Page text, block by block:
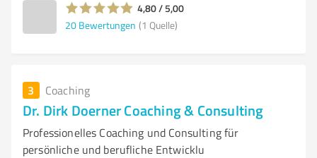
4,80 / 5,00
20 Bewertungen (1 Quelle)
3 Coaching
Dr. Dirk Doerner Coaching & Consulting
Professionelles Coaching und Consulting für
persönliche und berufliche Entwicklu